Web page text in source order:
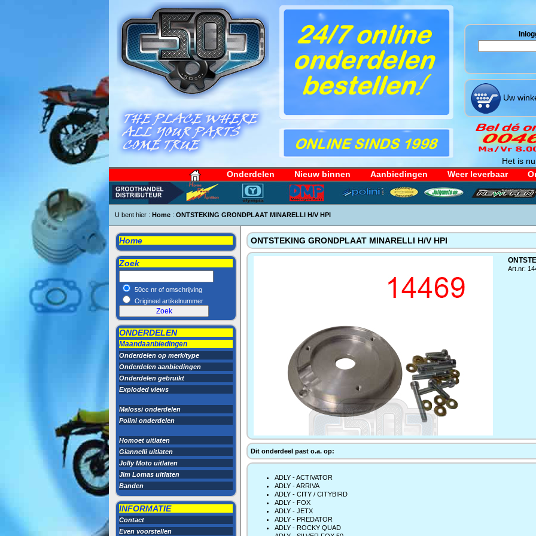
Uw
Het is
Onderdelen
Nieuw binnen Aanbiedingen Weer leverbaar
U bent hier : Home : ONTSTEKING GRONDPLAAT MINARELLI H/V HPI
Home
Zoek
50cc nr of omschrijving
Origineel artikelnummer
ONDERDELEN
Maandaanbiedingen
Onderdelen op merk/type
Onderdelen aanbiedingen
Onderdelen gebruikt
Exploded views
Malossi onderdelen
Polini onderdelen
Homoet uitlaten
Giannelli uitlaten
Jolly Moto uitlaten
Jim Lomas uitlaten
Banden
INFORMATIE
Contact
Even voorstellen
ONTSTEKING GRONDPLAAT MINARELLI H/V HPI
Art.nr:
Dit onderdeel past o.a. op:
ADLY - ACTIVATOR
ADLY - ARRIVA
ADLY - CITY / CITYBIRD
ADLY - FOX
ADLY - JETX
ADLY - PREDATOR
ADLY - ROCKY QUAD